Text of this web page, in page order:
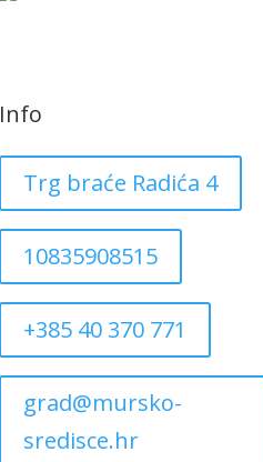
Info
Trg braće Radića 4
10835908515
+385 40 370 771
grad@mursko-
sredisce.hr